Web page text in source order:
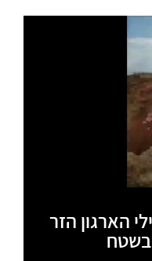
הארגון הזר